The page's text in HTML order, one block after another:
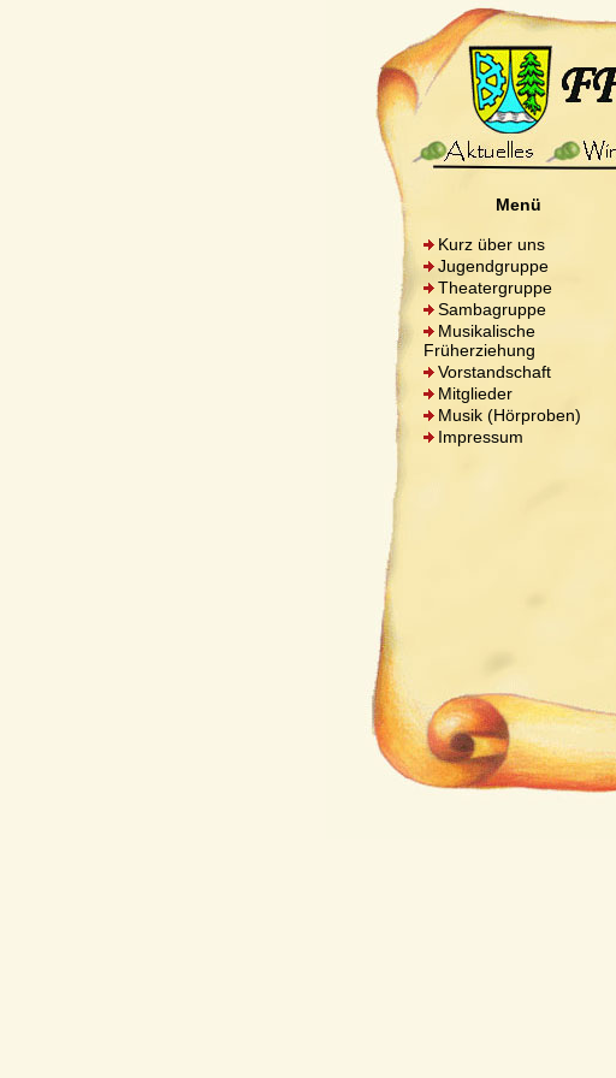
Menü
Kurz über uns
Jugendgruppe
Theatergruppe
Sambagruppe
Musikalische
Früherziehung
Vorstandschaft
Mitglieder
Musik (Hörproben)
Impressum